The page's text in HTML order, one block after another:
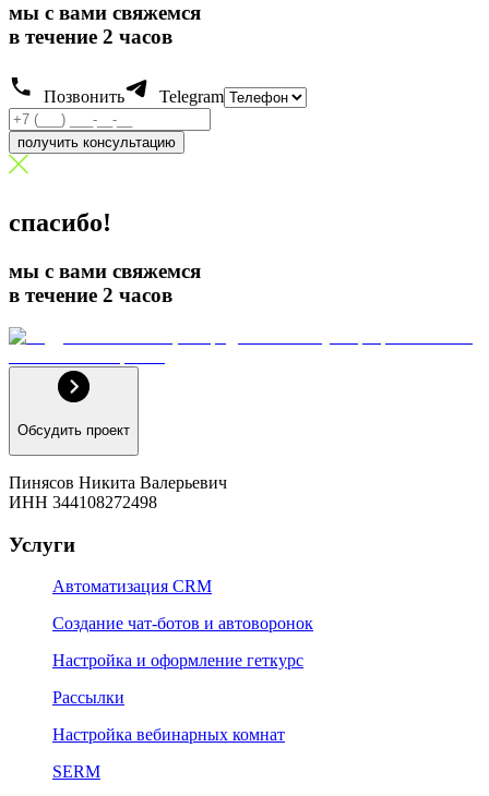
мы с вами свяжемся
в течение 2 часов
Позвонить Telegram
получить консультацию
спасибо!
мы с вами свяжемся
в течение 2 часов
Обсудить проект
Пинясов Никита Валерьевич
ИНН 344108272498
Услуги
Автоматизация CRM
Создание чат-ботов и автоворонок
Настройка и оформление геткурс
Рассылки
Настройка вебинарных комнат
SERM